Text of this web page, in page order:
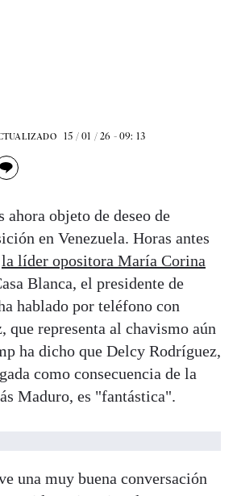
15 / 01 / 26 - 09: 13
ahora objeto de deseo de
en Venezuela. Horas antes
la líder opositora María Corina
Blanca, el presidente de
hablado por teléfono con
que representa al chavismo aún
ha dicho que Delcy Rodríguez,
como consecuencia de la
Maduro, es "fantástica".
una muy buena conversación